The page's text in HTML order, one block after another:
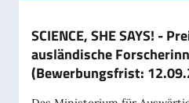
SCIENCE, SHE SAYS! -
ausländische
(Bewerbungsfrist: